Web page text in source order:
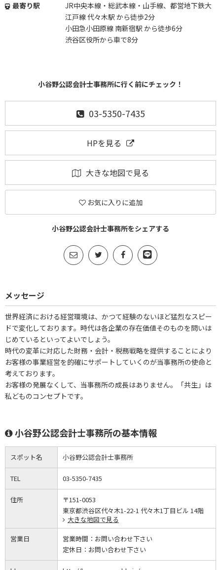
最寄り駅
JR中央本線・総武本線・山手線、都営地下鉄大
江戸線 代々木駅 から徒歩2分
小田急小田原線 南新宿駅 から徒歩6分
渋谷区役所から車で8分
小谷野公認会計士事務所に行く前にチェック！
03-5350-7435
HPを見る
大きな地図で見る
お気に入りに追加
小谷野公認会計士事務所をシェアする
メッセージ
世界経済における経営環境は、かつて経験のないほど猛烈なスピー
ドで変化しております。時代は各企業の存在価値そのものを問いは
じめているといってよいでしょう。
時代の変革に対応した財務・会計・税務戦略を提供することにより
お客様の事業経営を的確にサポートしていくのが当事務所の使命と
考えております。
お客様の発展なくして、当事務所の成長はありません。「共生」は
私どものコンセプトです。
小谷野公認会計士事務所の基本情報
スポット名 小谷野公認会計士事務所
TEL 03-5350-7435
住所
〒151-0053
東京都渋谷区代々木1-22-1 代々木1丁目ビル 14階
大きな地図で見る
営業日 営業時間： お問い合わせ下さい
定休日： お問い合わせ下さい